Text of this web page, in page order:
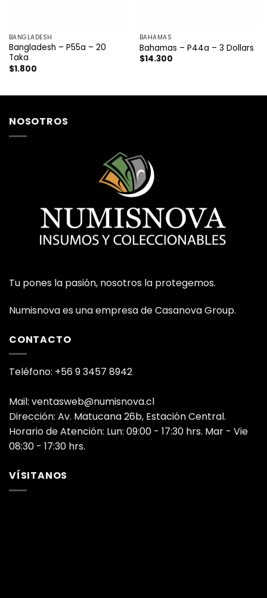
BANGLADESH
Bangladesh – P55a – 20
Taka
$1.800
BAHAMAS
Bahamas – P44a – 3 Dollars
$14.300
NOSOTROS
Tu pones la pasión, nosotros la protegemos.
Numisnova es una empresa de Casanova Group.
CONTACTO
Teléfono: +56 9 3457 8942
Mail: ventasweb@numisnova.cl
Dirección: Av. Matucana 26b, Estación Central.
Horario de Atención: Lun: 09:00 - 17:30 hrs. Mar - Vie
08:30 - 17:30 hrs.
VÍSITANOS